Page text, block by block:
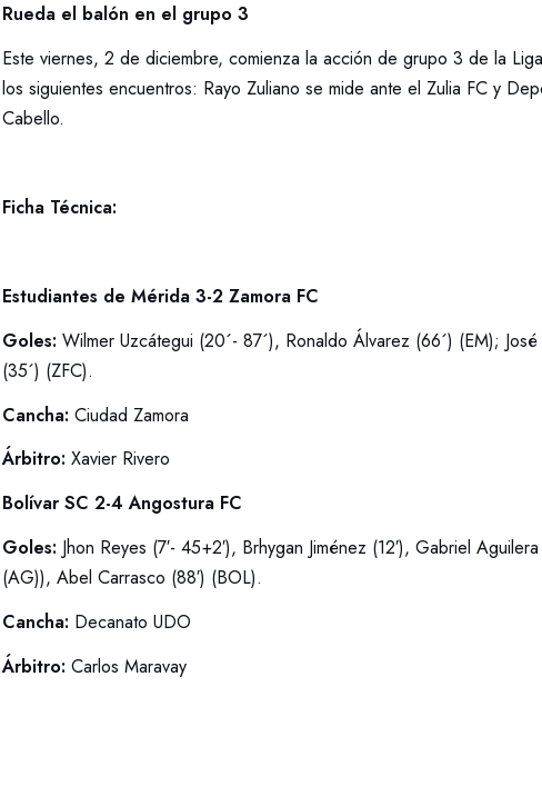
Rueda el balón en el grupo 3
Este viernes, 2 de diciembre, comienza la acción de grupo 3 de la
los siguientes encuentros: Rayo Zuliano se mide ante el Zulia FC y
Cabello.
Ficha Técnica:
Estudiantes de Mérida 3-2 Zamora FC
Goles: Wilmer Uzcátegui (20´- 87´), Ronaldo Álvarez (66´) (EM);
(35´) (ZFC).
Cancha: Ciudad Zamora
Árbitro: Xavier Rivero
Bolívar SC 2-4 Angostura FC
Goles: Jhon Reyes (7′- 45+2′), Brhygan Jiménez (12′), Gabriel
(AG)), Abel Carrasco (88′) (BOL).
Cancha: Decanato UDO
Árbitro: Carlos Maravay